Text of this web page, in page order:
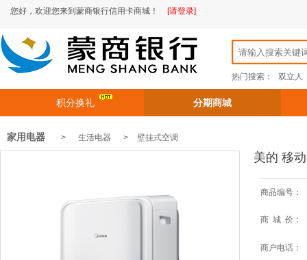
您好，欢迎您来到蒙商银行信用卡商城！ [请登录]
热门搜索： 双立人
积分换礼 分期商城
家用电器 > 生活电器 > 壁挂式空调
美的 移
商品编号：
商 城 价：
商户电话：